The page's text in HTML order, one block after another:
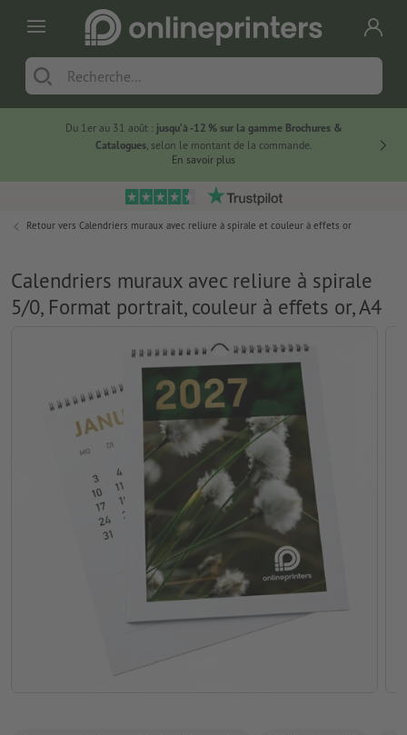
Du 1er au 31 août : jusqu’à -12 % sur la gamme Brochures &
Catalogues, selon le montant de la commande.
En savoir plus
Retour vers Calendriers muraux avec reliure à spirale et couleur à effets or
Calendriers muraux avec reliure à spirale
5/0, Format portrait, couleur à effets or, A4